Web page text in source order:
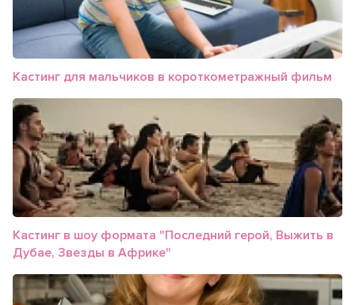
Кастинг для мальчиков в короткометражный фильм
Кастинг в шоу формата "Последний герой, Выжить в
Дубае, Звезды в Африке"